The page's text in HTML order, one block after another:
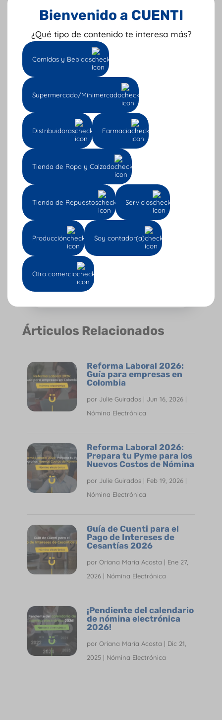
Suscríbete a nuestro boletín
Entérate de todas las novedades y
artículos Pro sobre administración,
ventas y contabilidad.
Subscribe
Árticulos Relacionados
Reforma Laboral 2026:
Guía para empresas en
Colombia
por Julie Guirados| Jun 16, 2026|
Nómina Electrónica
Reforma Laboral 2026:
Prepara tu Pyme para los
Nuevos Costos de Nómina
por Julie Guirados| Feb 19, 2026|
Nómina Electrónica
Guía de Cuenti para el
Pago de Intereses de
Cesantías 2026
por Oriana María Acosta | Ene 27,
2026| Nómina Electrónica
¡Pendiente del calendario
de nómina electrónica
2026!
por Oriana María Acosta | Dic 21,
2025| Nómina Electrónica
Bienvenido a CUENTI
¿Qué tipo de contenido te interesa más?
Comidas y Bebidas
Supermercado/Minimercado
Distribuidoras Farmacia
Tienda de Ropa y Calzado
Tienda de Repuestos Servicios
Producción Soy contador(a)
Otro comercio